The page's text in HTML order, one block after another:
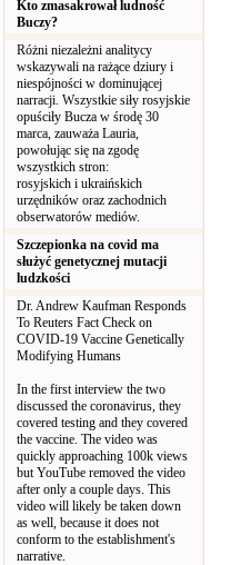
Kto zmasakrował ludność
Buczy?
Różni niezależni analitycy
wskazywali na rażące dziury i
niespójności w dominującej
narracji. Wszystkie siły rosyjskie
opuściły Bucza w środę 30
marca, zauważa Lauria,
powołując się na zgodę
wszystkich stron:
rosyjskich i ukraińskich
urzędników oraz zachodnich
obserwatorów mediów.
Szczepionka na covid ma
służyć genetycznej mutacji
ludzkości
Dr. Andrew Kaufman Responds
To Reuters Fact Check on
COVID-19 Vaccine Genetically
Modifying Humans
In the first interview the two
discussed the coronavirus, they
covered testing and they covered
the vaccine. The video was
quickly approaching 100k views
but YouTube removed the video
after only a couple days. This
video will likely be taken down
as well, because it does not
conform to the establishment's
narrative.